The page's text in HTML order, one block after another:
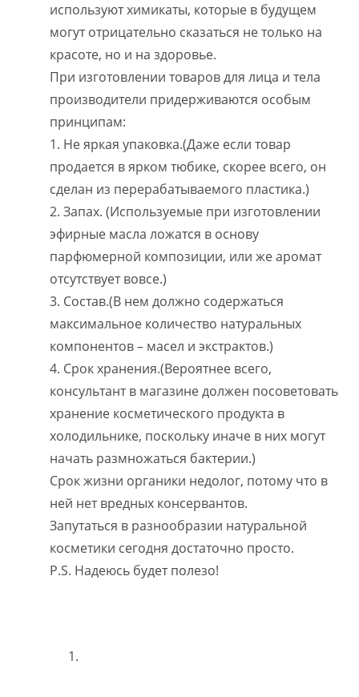
используют химикаты, которые в будущем
могут отрицательно сказаться не только на
красоте, но и на здоровье.
При изготовлении товаров для лица и тела
производители придерживаются особым
принципам:
1. Не яркая упаковка.(Даже если товар
продается в ярком тюбике, скорее всего, он
сделан из перерабатываемого пластика.)
2. Запах. (Используемые при изготовлении
эфирные масла ложатся в основу
парфюмерной композиции, или же аромат
отсутствует вовсе.)
3. Состав.(В нем должно содержаться
максимальное количество натуральных
компонентов – масел и экстрактов.)
4. Срок хранения.(Вероятнее всего,
консультант в магазине должен посоветовать
хранение косметического продукта в
холодильнике, поскольку иначе в них могут
начать размножаться бактерии.)
Срок жизни органики недолог, потому что в
ней нет вредных консервантов.
Запутаться в разнообразии натуральной
косметики сегодня достаточно просто.
P.S. Надеюсь будет полезо!